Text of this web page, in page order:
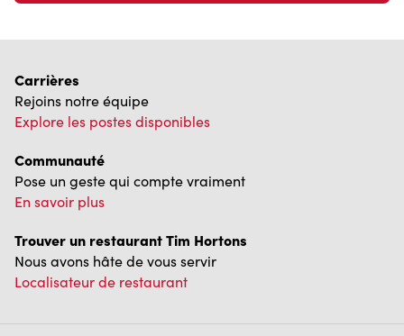
Carrières
Rejoins notre équipe
Explore les postes disponibles
Communauté
Pose un geste qui compte vraiment
En savoir plus
Trouver un restaurant Tim Hortons
Nous avons hâte de vous servir
Localisateur de restaurant